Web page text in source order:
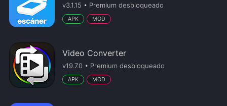
v3.1.15 • Premium desbloqueado
APK MOD
Video Converter
v19.7.0 • Premium desbloqueado
APK MOD